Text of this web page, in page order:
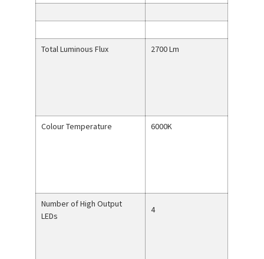
Total Luminous Flux 2700 Lm
Colour Temperature 6000K
Number of High Output
LEDs
4